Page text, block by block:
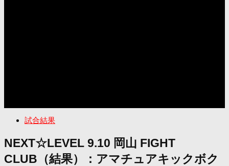
試合結果
NEXT☆LEVEL 9.10 岡山 FIGHT
CLUB（結果）：アマチュアキックボク